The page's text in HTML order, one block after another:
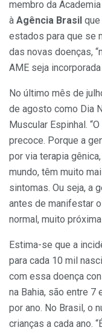
membro da
à Agência Brasil
estados para que se
das novas doenças,
AME seja
No último mês de
de agosto como Dia
Muscular Espinhal.
precoce. Porque a
por via terapia
mundo, têm muito
sintomas. Ou seja, a
antes de manifestar
normal, muito
Estima-se que a
para cada 10 mil
com essa doença
na Bahia, são entre 7
por ano. No Brasil, o
crianças a cada ano.